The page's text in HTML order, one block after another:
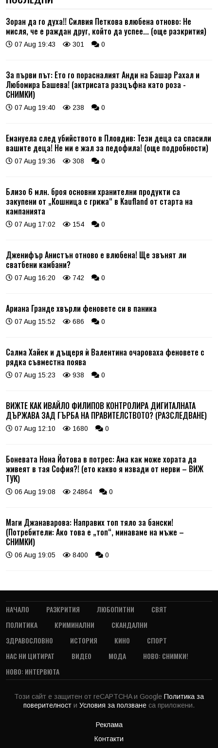
Зоран да го духа!! Силвия Петкова влюбена отново: Не
мисля, че е раждан друг, който да успее... (още разкрития)
07 Aug 19:43 301 0
За първи път: Ето го порасналият Анди на Башар Рахал и
Любомира Башева! (актрисата разцъфна като роза -
СНИМКИ)
07 Aug 19:40 238 0
Емануела след убийството в Пловдив: Тези деца са спасили
вашите деца! Не ми е жал за педофила! (още подробности)
07 Aug 19:36 308 0
Близо 6 млн. броя основни хранителни продукти са
закупени от „Кошница с грижа“ в Kaufland от старта на
кампанията
07 Aug 17:02 154 0
Дженифър Анистън отново е влюбена! Ще звънят ли
сватбени камбани?
07 Aug 16:20 742 0
Ариана Гранде хвърли феновете си в паника
07 Aug 15:52 686 0
Салма Хайек и дъщеря ѝ Валентина очароваха феновете с
рядка съвместна поява
07 Aug 15:23 938 0
ВИЖТЕ КАК ИВАЙЛО ФИЛИПОВ КОНТРОЛИРА ДИГИТАЛНАТА
ДЪРЖАВА ЗАД ГЪРБА НА ПРАВИТЕЛСТВОТО? (РАЗСЛЕДВАНЕ)
07 Aug 12:10 1680 0
Боневата Нона Йотова в потрес: Ама как може хората да
живеят в тая София?! (ето какво я извади от нерви – ВИЖ
ТУК)
06 Aug 19:08 24864 0
Маги Джанаварова: Направих топ тяло за бански!
(Потребители: Ако това е „топ“, минаваме на мъже –
СНИМКИ)
06 Aug 19:05 8400 0
НАЧАЛО РАЗКРИТИЯ ЛЮБОПИТНИ
СВЯТ
ПОЛИТИКА
КРИМИНАЛНИ
СКАНДАЛНИ
ЗДРАВОСЛОВНО
ИСТОРИЯ КИНО
СПОРТ
НАС НИ ЦИТИРАТ
ВИДЕО МОДА
НОВО: СНИМКИ!
НОВО: ИНТЕРВЮТА
Този сайт е защитен от reCAPTCHA и Google Политика за
поверителност и Условия за ползване са приложени.
Реклама
Контакти